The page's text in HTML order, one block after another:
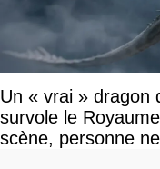
Un « vrai » dragon
survole le
scène, personne